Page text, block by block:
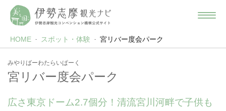
HOME スポット・体験 宮リバー度会パーク
みやりばーわたらいぱーく
宮リバー度会パーク
広さ東京ドーム2.7個分！清流宮川河畔で子供も